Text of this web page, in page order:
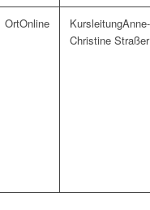
Online
Anne-
Christine Straßer